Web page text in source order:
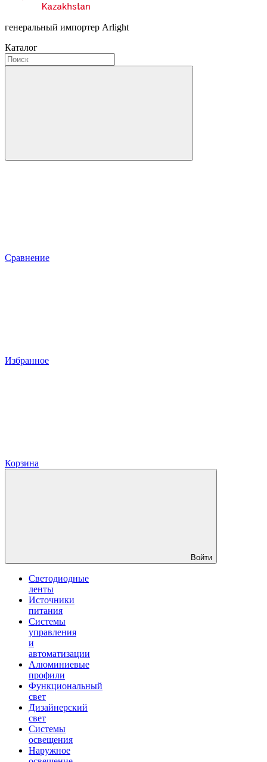
генеральный импортер Arlight
Каталог
Сравнение
Избранное
Корзина
Войти
Светодиодные
ленты
Источники
питания
Системы
управления
и
автоматизации
Алюминиевые
профили
Функциональный
свет
Дизайнерский
свет
Системы
освещения
Наружное